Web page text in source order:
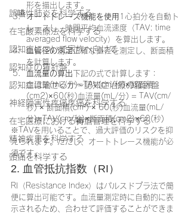
誤嚥性肺炎を科学する
在宅酸素療法を科学する
認知症について家族へ向けて
認知症の羅針盤
認知症は治せるか～認知症治療の羅針盤
神経障害性疼痛疼痛を科学する
在宅医療における褥瘡管理を科学する
精神疾患を科学する
頭痛を科学する
形を描出します。
オートトレース機能を使用 1心拍分を自動ト
レースし、時間平均血流速度（TAV: time
averaged flow velocity）を算出します。
血管径の測定正確な直径を測定し、断面積
を計算します。
血流量の算出下記の式で計算します：
血流量(mL/分)=TAV(cm/秒)×断面積
(cm2)×60(秒)血流量(mL/分) = TAV(cm/
秒) × 断面積(cm²) × 60(秒)血流量(mL/
分)=TAV(cm/秒)×断面積(cm2)×60(秒)
※TAVを用いることで、過大評価のリスクを抑
えられます。ただし、オートトレース機能が必
須です。
2. 血管抵抗指数（RI）
RI（Resistance Index）はパルスドプラ法で簡
便に算出可能です。血流量測定時に自動的に表
示されるため、合わせて評価することができま